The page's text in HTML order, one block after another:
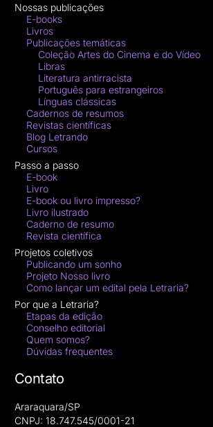
Nossas publicações
E-books
Livros
Publicações temáticas
Coleção Artes do Cinema e do Vídeo
Libras
Literatura antirracista
Português para estrangeiros
Línguas clássicas
Cadernos de resumos
Revistas científicas
Blog Letrando
Cursos
Passo a passo
E-book
Livro
E-book ou livro impresso?
Livro ilustrado
Caderno de resumo
Revista científica
Projetos coletivos
Publicando um sonho
Projeto Nosso livro
Como lançar um edital pela Letraria?
Por que a Letraria?
Etapas da edição
Conselho editorial
Quem somos?
Dúvidas frequentes
Contato
Araraquara/SP
CNPJ: 18.747.545/0001-21